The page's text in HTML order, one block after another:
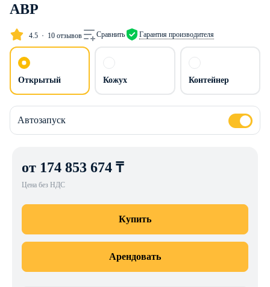
АВР
4.5 10 отзывов Сравнить Гарантия производителя
Открытый Кожух Контейнер
Автозапуск
от 174 853 674 ₸
Цена без НДС
Купить
Арендовать